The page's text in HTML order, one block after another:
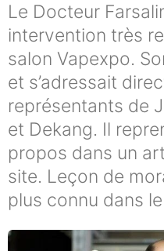
Le Docteur
intervention très
salon Vapexpo.
et s’adressait
représentants de
et Dekang. Il
propos dans un
site. Leçon de
plus connu dans